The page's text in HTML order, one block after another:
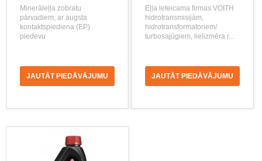
Minerāleļļa zobratu
pārvadiem, ar augsta
kontaktspiediena (EP)
piedevu
JAUTĀT PIEDĀVĀJUMU
Eļļa ieteicama firmas VOITH
hidrotransmisijām,
hidrotransformatoriem/
turbosajūgiem, lielizmēra r...
JAUTĀT PIEDĀVĀJUMU